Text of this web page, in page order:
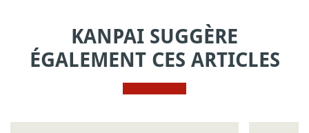
KANPAI SUGGÈRE
ÉGALEMENT CES ARTICLES